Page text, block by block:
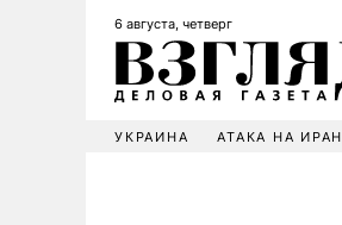
6 августа, четверг
УКРАИНА АТАКА НА ИРАН